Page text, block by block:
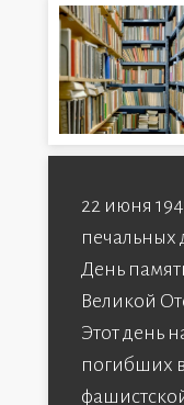
22 июня
печальных
День
Великой
Этот день
погибших